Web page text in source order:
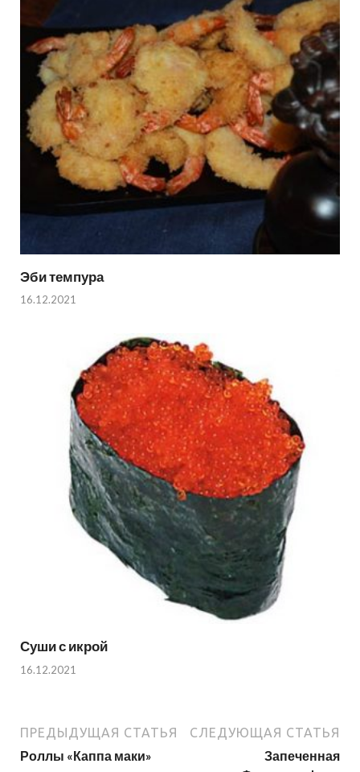
Эби темпура
16.12.2021
Суши с икрой
16.12.2021
ПРЕДЫДУЩАЯ СТАТЬЯ
Роллы «Каппа маки»
СЛЕДУЮЩАЯ СТАТЬЯ
Запеченная